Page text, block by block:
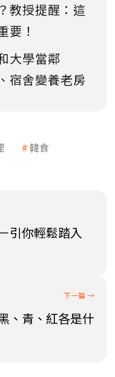
教授提醒：這
要！
大學當鄰
宿舍變養老房
韓食
引你輕鬆踏入
、青、紅各是什